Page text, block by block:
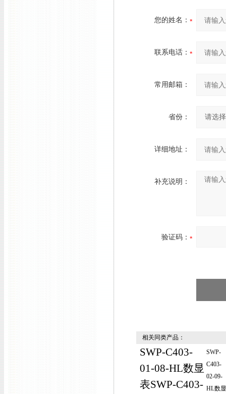
您的姓名：
联系电话：
常用邮箱：
省份：
详细地址：
补充说明：
验证码：
相关同类产品：
SWP-C403-
01-08-HL数显
表SWP-C403-
SWP-
C403-
02-09-
HL数显